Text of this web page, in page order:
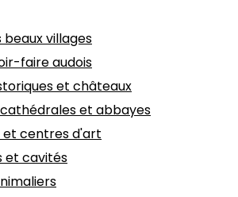
beaux villages
faire audois
et châteaux
cathédrales et abbayes
et centres d'art
et cavités